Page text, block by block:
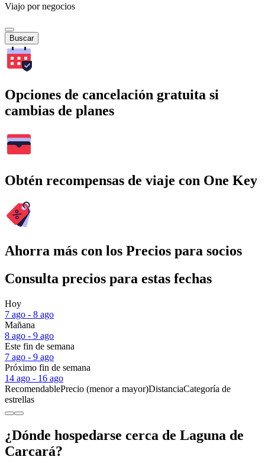
Viajo por negocios
Buscar
Opciones de cancelación gratuita si
cambias de planes
Obtén recompensas de viaje con One Key
Ahorra más con los Precios para socios
Consulta precios para estas fechas
Hoy
7 ago - 8 ago
Mañana
8 ago - 9 ago
Este fin de semana
7 ago - 9 ago
Próximo fin de semana
14 ago - 16 ago
RecomendablePrecio (menor a mayor)DistanciaCategoría de
estrellas
¿Dónde hospedarse cerca de Laguna de
Carcará?